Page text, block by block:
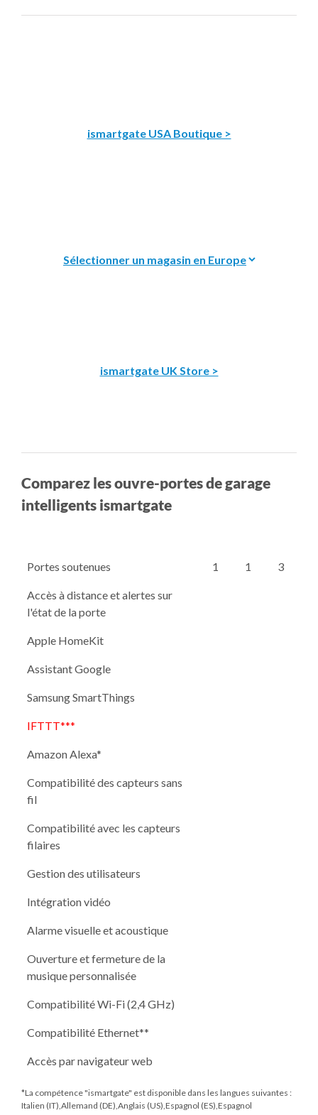
ismartgate USA Boutique >
ismartgate UK Store >
Comparez les ouvre-portes de garage
intelligents ismartgate
Portes soutenues 1 1 3
Accès à distance et alertes sur
l'état de la porte
Apple HomeKit
Assistant Google
Samsung SmartThings
IFTTT***
Amazon Alexa*
Compatibilité des capteurs sans
fil
Compatibilité avec les capteurs
filaires
Gestion des utilisateurs
Intégration vidéo
Alarme visuelle et acoustique
Ouverture et fermeture de la
musique personnalisée
Compatibilité Wi-Fi (2,4 GHz)
Compatibilité Ethernet**
Accès par navigateur web
*La compétence "ismartgate" est disponible dans les langues suivantes :
Italien (IT),Allemand (DE),Anglais (US),Espagnol (ES),Espagnol